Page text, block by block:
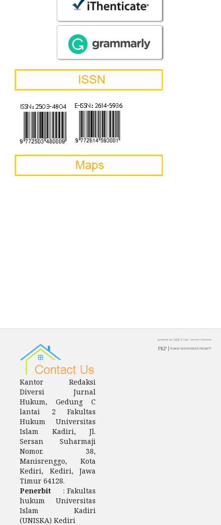
Kantor Redaksi
Diversi Jurnal
Hukum, Gedung C
lantai 2 Fakultas
Hukum Universitas
Islam Kadiri, Jl.
Sersan Suharmaji
Nomor. 38,
Manisrenggo, Kota
Kediri, Kediri, Jawa
Timur 64128.
Penerbit : Fakultas
hukum Universitas
Islam Kadiri
(UNISKA) Kediri